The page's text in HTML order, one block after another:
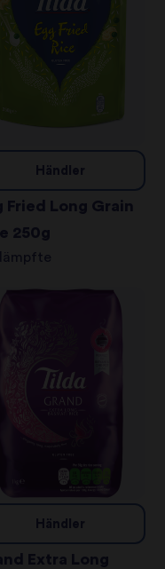
Händler
Fried Long Grain
250g
Händler
Extra Long